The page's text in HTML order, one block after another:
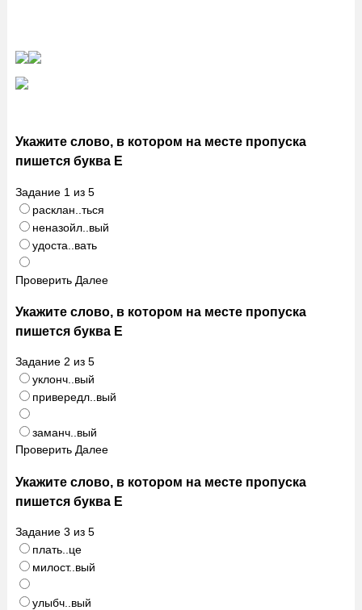
Укажите слово, в котором на месте пропуска
пишется буква Е
Задание 1 из 5
расклан..ться
неназойл..вый
удоста..вать
Проверить Далее
Укажите слово, в котором на месте пропуска
пишется буква Е
Задание 2 из 5
уклонч..вый
привередл..вый
заманч..вый
Проверить Далее
Укажите слово, в котором на месте пропуска
пишется буква Е
Задание 3 из 5
плать..це
милост..вый
улыбч..вый